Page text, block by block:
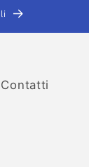
Contatti